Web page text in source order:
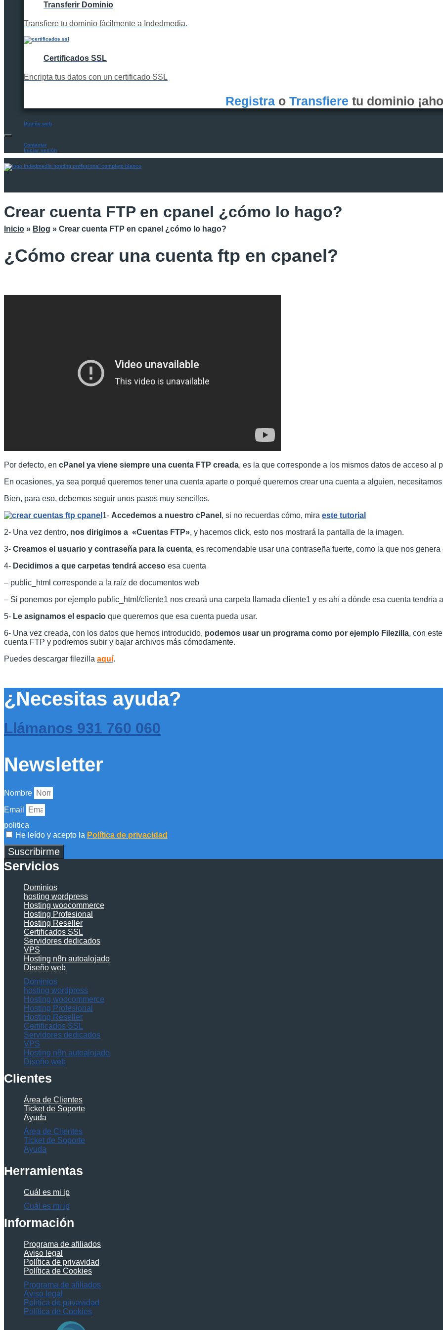
Transferir Dominio
Transfiere tu dominio fácilmente a Indedmedia.
Certificados SSL
Encripta tus datos con un certificado SSL
Registrao Transfiere tu dominio
Diseño web
Contactar
Iniciar sesión
Crear cuenta FTP en cpanel ¿cómo lo hago?
Inicio » Blog » Crear cuenta FTP en cpanel ¿cómo lo hago?
¿Cómo crear una cuenta ftp en cpanel?
Por defecto, en cPanel ya viene siempre una cuenta FTP creada, es la que corresponde a los mismos datos de acceso al
En ocasiones, ya sea porqué queremos tener una cuenta aparte o porqué queremos crear una cuenta a alguien,
Bien, para eso, debemos seguir unos pasos muy sencillos.
1- Accedemos a nuestro cPanel , si no recuerdas cómo, mira este tutorial
2- Una vez dentro, nos dirigimos a «Cuentas FTP», y hacemos click, esto nos mostrará la pantalla de la imagen.
3- Creamos el usuario y contraseña para la cuenta, es recomendable usar una contraseña fuerte, como la que nos
4- Decidimos a que carpetas tendrá acceso esa cuenta
– public_html corresponde a la raíz de documentos web
– Si ponemos por ejemplo public_html/cliente1 nos creará una carpeta llamada cliente1 y es ahí a dónde esa cuenta tendría
5- Le asignamos el espacio que queremos que esa cuenta pueda usar.
6- Una vez creada, con los datos que hemos introducido, podemos usar un programa como por ejemplo Filezilla, con
cuenta FTP y podremos subir y bajar archivos más cómodamente.
Puedes descargar filezilla aquí.
¿Necesitas ayuda?
Llámanos 931 760 060
Newsletter
Nombre
Email
politica
He leído y acepto la Política de privacidad
Suscribirme
Servicios
Dominios
hosting wordpress
Hosting woocommerce
Hosting Profesional
Hosting Reseller
Certificados SSL
Servidores dedicados
VPS
Hosting n8n autoalojado
Diseño web
Dominios
hosting wordpress
Hosting woocommerce
Hosting Profesional
Hosting Reseller
Certificados SSL
Servidores dedicados
VPS
Hosting n8n autoalojado
Diseño web
Clientes
Área de Clientes
Ticket de Soporte
Ayuda
Área de Clientes
Ticket de Soporte
Ayuda
Herramientas
Cuál es mi ip
Cuál es mi ip
Información
Programa de afiliados
Aviso legal
Política de privavidad
Política de Cookies
Programa de afiliados
Aviso legal
Política de privavidad
Política de Cookies